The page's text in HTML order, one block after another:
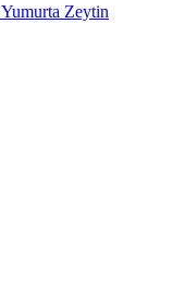
Yumurta Zeytin